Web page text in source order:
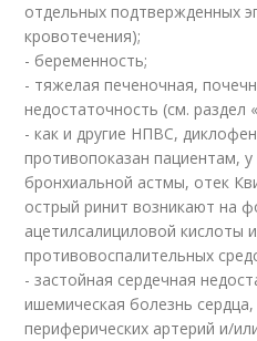
отдельных подтвержденных
кровотечения);
- беременность;
- тяжелая печеночная,
недостаточность (см.
- как и другие НПВС,
противопоказан пациентам,
бронхиальной астмы, отек
острый ринит возникают на
ацетилсалициловой кислоты
противовоспалительных
- застойная сердечная
ишемическая болезнь
периферических артерий и/